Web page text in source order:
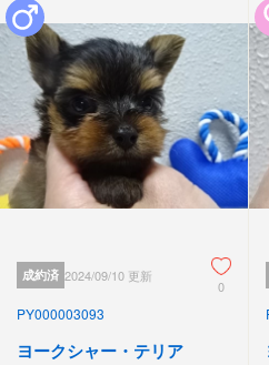
成約済 2024/09/10 更新
0
PY000003093
ヨークシャー・テリア